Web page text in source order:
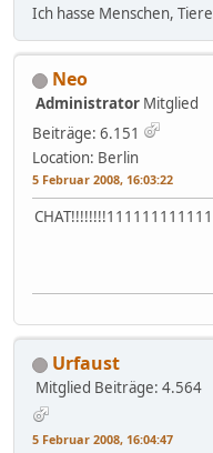
Ich hasse Menschen,
Neo
Administrator Mitglied
Beiträge: 6.151
Location: Berlin
5 Februar 2008, 16:03:22
Urfaust
Mitglied Beiträge: 4.564
5 Februar 2008, 16:04:47